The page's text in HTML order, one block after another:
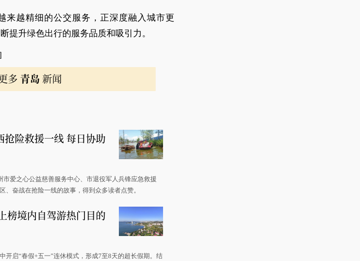
来越精细的公交服务，正深度融入城市更
提升绿色出行的服务品质和吸引力。
多 青岛 新闻
险救援一线 每日协助
爱之心公益慈善服务中心、市退役军人兵锋应急救援
、奋战在抢险一线的故事，得到众多读者点赞。
榜境内自驾游热门目的
开启“春假+五一”连休模式，形成7至8天的超长假期。结